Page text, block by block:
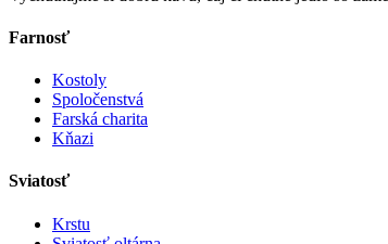
Farnosť
Kostoly
Spoločenstvá
Farská charita
Kňazi
Sviatosť
Krstu